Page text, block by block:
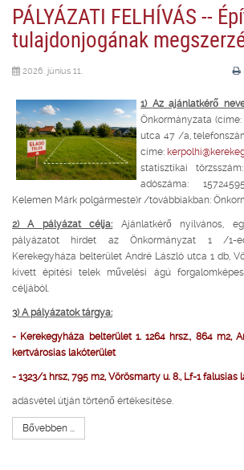
PÁLYÁZATI FELHÍVÁS --
tulajdonjogának
2026. június 11.
1) Az ajánlatkérő
Önkormányzata (címe:
utca 47 /a,
címe:
statisztikai törzsszám:
adószáma:
Kelemen Márk polgármeste)r /továbbiakban:
2) A pályázat célja: Ajánlatkérő nyilvános,
pályázatot hirdet az Önkormányzat 1 /1-
Kerekegyháza belterület André László utca 1 db,
kivett építési telek művelési ágú
céljából.
3) A pályázatok tárgya:
- Kerekegyháza belterület 1. 1264 hrsz., 864 m2,
kertvárosias lakóterület
- 1323/1 hrsz, 795 m2, Vörösmarty u. 8., Lf-1 falusias
adásvétel útján történő értékesítése.
Bővebben ...